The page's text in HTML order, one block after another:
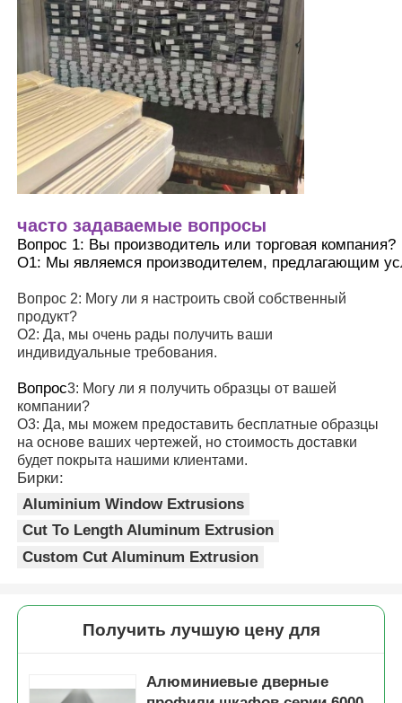
часто задаваемые вопросы
Вопрос 1: Вы производитель или торговая компания?
О1: Мы являемся производителем, предлагающим
Вопрос 2: Могу ли я настроить свой собственный
продукт?
О2: Да, мы очень рады получить ваши
индивидуальные требования.
Вопрос3: Могу ли я получить образцы от вашей
компании?
О3: Да, мы можем предоставить бесплатные образцы
на основе ваших чертежей, но стоимость доставки
будет покрыта нашими клиентами.
Бирки:
Aluminium Window Extrusions
Cut To Length Aluminum Extrusion
Custom Cut Aluminum Extrusion
Получить лучшую цену для
Алюминиевые дверные